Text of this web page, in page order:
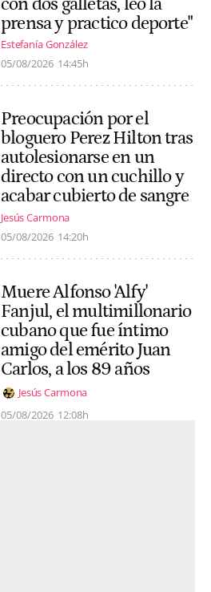
prensa y practico deporte"
Estefanía González
05/08/2026 14:45h
Preocupación por el
bloguero Perez Hilton tras
autolesionarse en un
directo con un cuchillo y
acabar cubierto de sangre
Jesús Carmona
05/08/2026 14:20h
Muere Alfonso 'Alfy'
Fanjul, el multimillonario
cubano que fue íntimo
amigo del emérito Juan
Carlos, a los 89 años
Jesús Carmona
05/08/2026 12:08h